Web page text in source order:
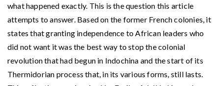
what happened exactly. This is the question this article
attempts to answer. Based on the former French colonies, it
states that granting independence to African leaders who
did not want it was the best way to stop the colonial
revolution that had begun in Indochina and the start of its
Thermidorian process that, in its various forms, still lasts.